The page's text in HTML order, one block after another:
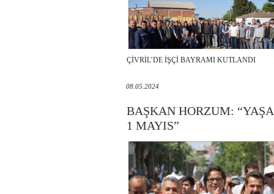
ÇİVRİL’DE İŞÇİ BAYRAMI KUTLANDI
08.05.2024
BAŞKAN HORZUM:
1 MAYIS”